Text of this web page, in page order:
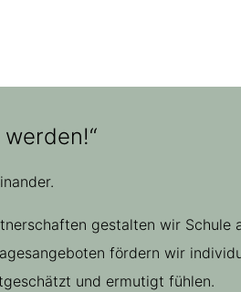
gestalten wir Schule
fördern wir
und ermutigt fühlen.